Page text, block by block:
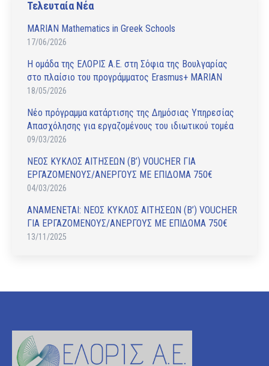
Τελευταία Νέα
MARIAN Mathematics in Greek Schools
17/06/2026
Η ομάδα της ΕΛΟΡΙΣ Α.Ε. στη Σόφια της Βουλγαρίας
στο πλαίσιο του προγράμματος Erasmus+ MARIAN
18/05/2026
Νέο πρόγραμμα κατάρτισης της Δημόσιας Υπηρεσίας
Απασχόλησης για εργαζομένους του ιδιωτικού τομέα
09/03/2026
ΝΕΟΣ ΚΥΚΛΟΣ ΑΙΤΗΣΕΩΝ (Β’) VOUCHER ΓΙΑ
ΕΡΓΑΖΟΜΕΝΟΥΣ/ΑΝΕΡΓΟΥΣ ΜΕ ΕΠΙΔΟΜΑ 750€
04/03/2026
ΑΝAΜΕΝΕΤΑΙ: ΝΕΟΣ ΚΥΚΛΟΣ ΑΙΤΗΣΕΩΝ (Β’) VOUCHER
ΓΙΑ ΕΡΓΑΖΟΜΕΝΟΥΣ/ΑΝΕΡΓΟΥΣ ΜΕ ΕΠΙΔΟΜΑ 750€
13/11/2025